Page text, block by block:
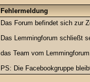
Fehlermeldung
Das Forum befindet sich zur
Das Lemmingforum schließt
das Team vom
PS: Die Facebookgruppe